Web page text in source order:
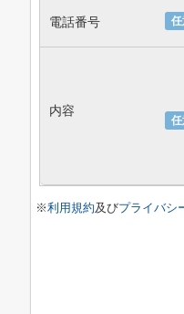
任
電話番号
任
内容
※利用規約及びプライバシ